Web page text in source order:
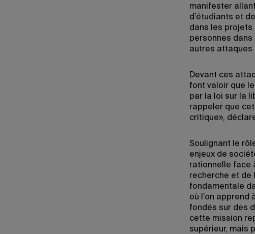
manifester allant
d’étudiants et
dans les projets
personnes
autres attaques
Devant ces
font valoir que
par la loi sur la
rappeler que
critique»,
Soulignant le
enjeux de
rationnelle face
recherche et de
fondamentale
où l’on
fondés sur des
cette mission
supérieur, mais